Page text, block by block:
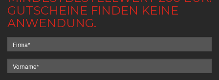
GUTSCHEINE FINDEN KEINE
ANWENDUNG.